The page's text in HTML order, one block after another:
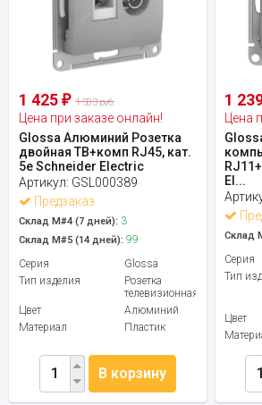
1 425 ₽ 1 583 руб.
Цена при заказе онлайн!
Glossa Алюминий Розетка
двойная ТВ+комп RJ45, кат.
5e Schneider Electric
Артикул: GSL000389
Предзаказ
Склад М#4 (7 дней): 3
Склад М#5 (14 дней): 99
Серия
Glossa
Тип изделия
Розетка
телевизионная
Цвет
Алюминий
Материал
Пластик
В корзину
1
Цена
El...
Склад
Серия
Тип
Цвет